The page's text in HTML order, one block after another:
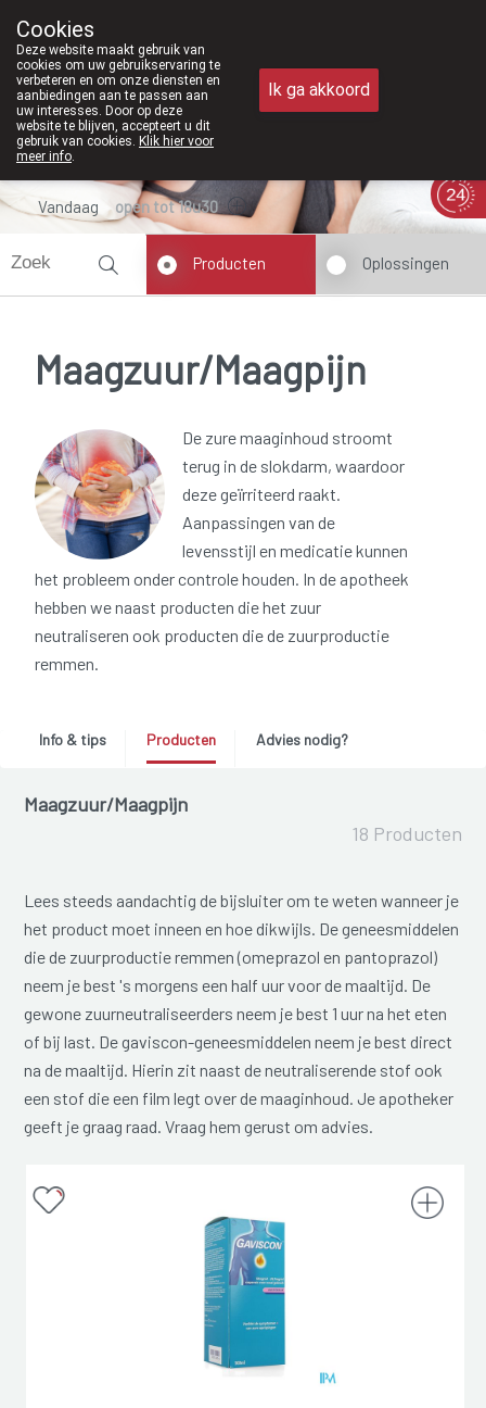
011/610300
Vandaag open tot 18u30
Producten Oplossingen
Maagzuur/Maagpijn
De zure maaginhoud stroomt
terug in de slokdarm, waardoor
deze geïrriteerd raakt.
Aanpassingen van de
levensstijl en medicatie kunnen
het probleem onder controle houden. In de apotheek
hebben we naast producten die het zuur
neutraliseren ook producten die de zuurproductie
remmen.
Info & tips Producten Advies nodig?
Maagzuur/Maagpijn
18 Producten
Lees steeds aandachtig de bijsluiter om te weten wanneer je
het product moet inneen en hoe dikwijls. De geneesmiddelen
die de zuurproductie remmen (omeprazol en pantoprazol)
neem je best 's morgens een half uur voor de maaltijd. De
gewone zuurneutraliseerders neem je best 1 uur na het eten
of bij last. De gaviscon-geneesmiddelen neem je best direct
na de maaltijd. Hierin zit naast de neutraliserende stof ook
een stof die een film legt over de maaginhoud. Je apotheker
geeft je graag raad. Vraag hem gerust om advies.
Cookies
Deze website maakt gebruik van
cookies om uw gebruikservaring te
verbeteren en om onze diensten en
aanbiedingen aan te passen aan
uw interesses. Door op deze
website te blijven, accepteert u dit
gebruik van cookies. Klik hier voor
meer info.
Ik ga akkoord